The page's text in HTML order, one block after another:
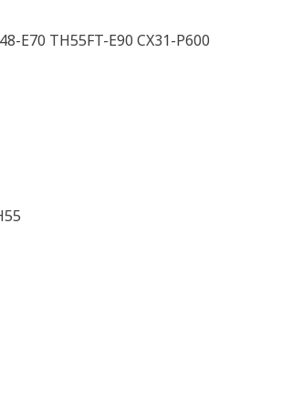
E70 TH55FT-E90 CX31-P600